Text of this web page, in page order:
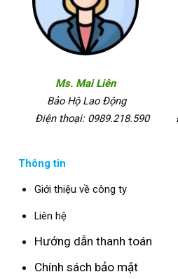
Ms. Mai Liên
Bảo Hộ Lao Động
Điện thoại: 0989.218.590
Thông tin
Giới thiệu về công ty
Liên hệ
Hướng dẫn thanh toán
Chính sách bảo mật